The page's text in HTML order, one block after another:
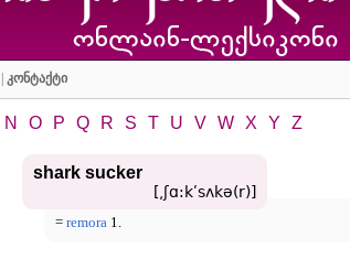
კონტაქტი
N O P Q R S T U V W X Y Z
shark sucker
[͵ʃɑ:kʹsʌkə(r)]
= remora1.